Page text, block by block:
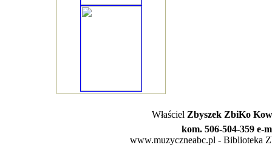
Właściel Zbyszek ZbiKo
kom. 506-504-359 e-
www.muzyczneabc.pl - Biblioteka